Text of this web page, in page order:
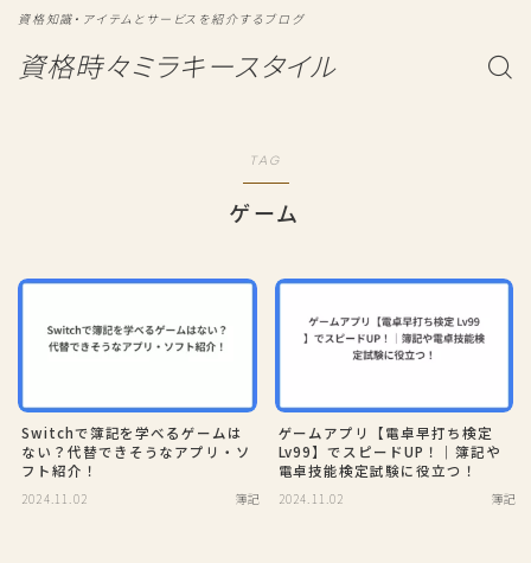
資格時々ミラキースタイル
資格知識・アイテムとサービスを紹介するブログ
TAG
ゲーム
Switchで簿記を学べるゲームは
ない？代替できそうなアプリ・ソ
フト紹介！
2024.11.02 簿記
ゲームアプリ【電卓早打ち検定
Lv99】でスピードUP！｜簿記や
電卓技能検定試験に役立つ！
2024.11.02 簿記